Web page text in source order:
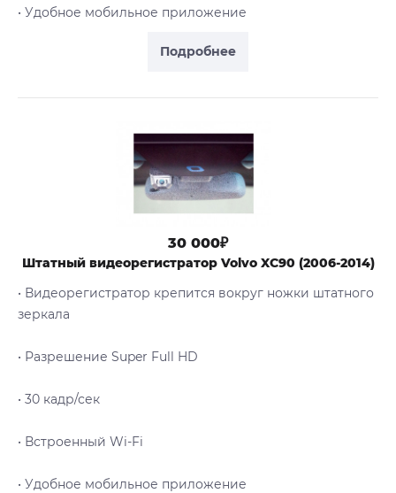
Подробнее
• Удобное мобильное приложение
30 000₽
Штатный видеорегистратор Volvo XC90 (2006-2014)
• Видеорегистратор крепится вокруг ножки штатного
зеркала
• Разрешение Super Full HD
• 30 кадр/сек
• Встроенный Wi-Fi
• Удобное мобильное приложение